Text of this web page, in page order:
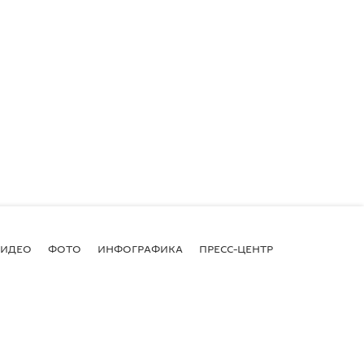
ФОТО ИНФОГРАФИКА ПРЕСС-ЦЕНТР